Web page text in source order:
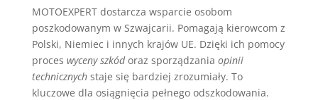
MOTOEXPERT dostarcza wsparcie osobom
poszkodowanym w Szwajcarii. Pomagają kierowcom z
Polski, Niemiec i innych krajów UE. Dzięki ich pomocy
proces wyceny szkódoraz sporządzania opinii
technicznychstaje się bardziej zrozumiały. To
kluczowe dla osiągnięcia pełnego odszkodowania.